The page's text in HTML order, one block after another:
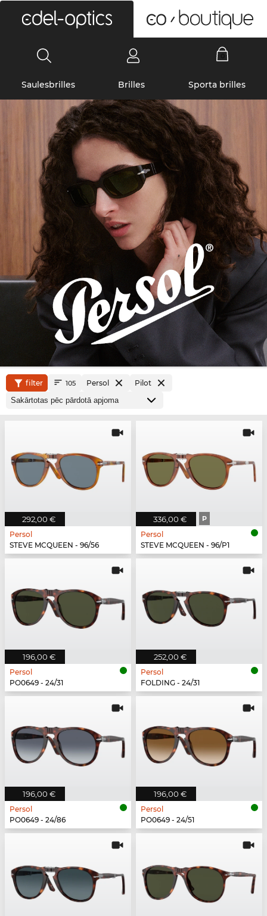
Saulesbrilles Brilles Sporta brilles
filter 105 Persol Pilot
292,00 €
Persol
STEVE MCQUEEN - 96/56
336,00 € P
Persol
STEVE MCQUEEN - 96/P1
196,00 €
Persol
PO0649 - 24/31
252,00 €
Persol
FOLDING - 24/31
196,00 €
Persol
PO0649 - 24/86
196,00 €
Persol
PO0649 - 24/51